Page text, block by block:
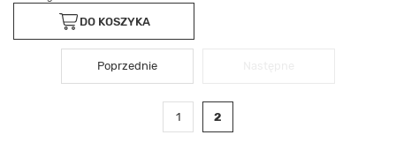
DO KOSZYKA
Poprzednie
1 2